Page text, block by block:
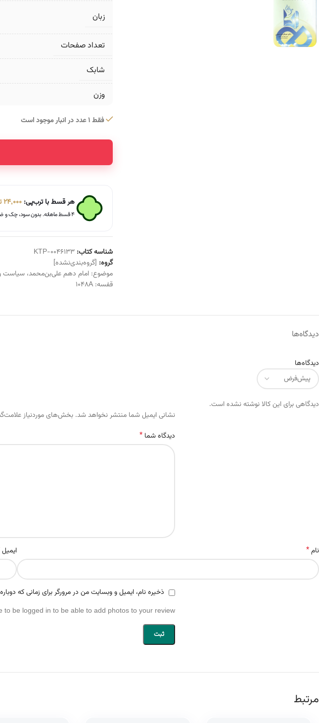
زبان
تعداد صفحات
شابک
وزن
فقط 1 عدد در انبار موجود است
هر قسط با ترب‌پی:24,000
۴ قسط ماهانه. بدون سود، چک و ضامن.
شناسه کتاب:KTP-0046133
گروه: [گروه‌بندی‌نشده]
موضوع:امام دهم علی‌بن‌محمد،سیاست
قفسه:1048A
دیدگاه‌ها
دیدگاه‌ها
دیدگاهی برای این کالا نوشته نشده است.
نشانی ایمیل شما منتشر نخواهد شد. بخش‌های موردنیاز
دیدگاه شما *
نام* ایمیل
ذخیره نام، ایمیل و وبسایت من در مرورگر برای زمانی که
to be logged in to be able to add photos to your review.
مرتبط